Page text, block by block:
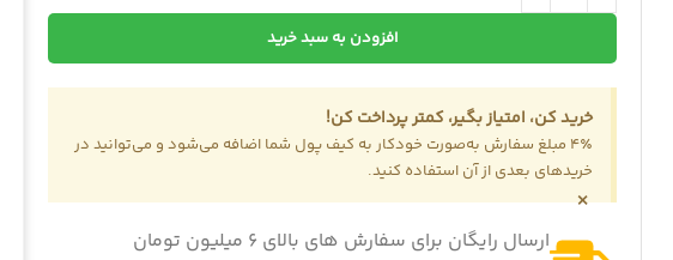
افزودن به سبد خرید
خرید کن، امتیاز بگیر، کمتر پرداخت کن!
4٪ مبلغ سفارش به‌صورت خودکار به کیف پول شما اضافه می‌شود و می‌توانید در
خریدهای بعدی از آن استفاده کنید.
×
ارسال رایگان برای سفارش های بالای 6 میلیون تومان
پنکه پارس خزر چهار پیچ
قیمت عمده
-14%
المنت هواپز 1300 وات
375,000
نمایش قیمت عمده